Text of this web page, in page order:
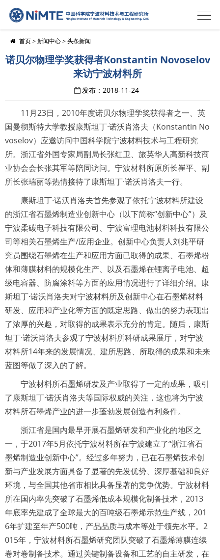
首页>新闻中心>头条新闻
诺贝尔物理学奖获得者Konstantin Novoselov
来访宁波材料所
发布：2018-11-24
11月23日，2010年度诺贝尔物理学奖获得者之一、英
国曼彻斯特大学教授康斯坦丁·诺沃肖洛夫（Konstantin No
voselov）应邀访问中国科学院宁波材料技术与工程研究
所。浙江省外国专家局副局长张红卫、旅英华人高新科技商
业协会会长张其军等陪同访问。宁波材料所原所长崔平、副
所长张瑞丽等热情接待了康斯坦丁·诺沃肖洛夫一行。
康斯坦丁·诺沃肖洛夫首先参观了依托宁波材料所建设
的浙江省石墨烯制造业创新中心（以下简称“创新中心”）及
宁波柔碳电子科技有限公司、宁波富理电池材料科技有限公
司等相关石墨烯生产/应用企业。创新中心负责人刘兆平研
究员围绕石墨烯在生产和应用方面已取得的成果、石墨烯粉
体和薄膜材料的规模化生产、以及石墨烯在锂离子电池、超
级电容器、防腐涂料等方面的应用情况进行了详细介绍。康
斯坦丁·诺沃肖洛夫对宁波材料所及创新中心在石墨烯材料
研发、应用和产业化等方面的既定思路、做出的努力表现出
了浓厚的兴趣，对取得的成果表示充分的肯定。随后，康斯
坦丁·诺沃肖洛夫参观了宁波材料所科研成果展厅，对宁波
材料所14年来的发展情况、建所思路、所取得的成果和未来
蓝图等做了深入的了解。
宁波材料所石墨烯研发及产业取得了一定的成果，吸引
了康斯坦丁·诺沃肖洛夫等国际权威的关注，这也将为宁波
材料所石墨烯产业的进一步蓬勃发展创造有利条件。
浙江省是国内最早开展石墨烯研发和产业化的地区之
一，于2017年5月依托宁波材料所在宁波建立了“浙江省石
墨烯制造业创新中心”。经过多年努力，已在石墨烯技术创
新与产业发展方面具备了显著的先发优势、深厚基础和良好
环境，与全国其他省市相比具备显著的竞争优势。宁波材料
所在国内率先突破了石墨烯低成本规模化制备技术，2013
年底率先建成了全球最大的百吨级石墨烯示范生产线，201
6年扩建至年产500吨，产品品质与成本等处于领先水平。2
015年，宁波材料所石墨烯研究团队突破了石墨烯薄膜连续
卷对卷制备技术。通过关键制备设备和工艺的自主研发，在